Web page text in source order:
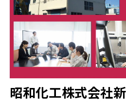
コラム・特集
インターンシップ
昭和化工株式会社